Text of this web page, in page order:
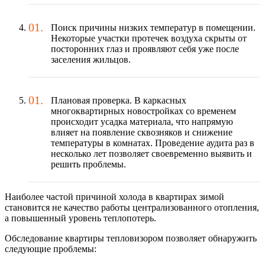
Поиск причины низких температур в помещении.
Некоторые участки протечек воздуха скрыты от
посторонних глаз и проявляют себя уже после
заселения жильцов.
Плановая проверка. В каркасных
многоквартирных новостройках со временем
происходит усадка материала, что напрямую
влияет на появление сквозняков и снижение
температуры в комнатах. Проведение аудита раз в
несколько лет позволяет своевременно выявить и
решить проблемы.
Наиболее частой причиной холода в квартирах зимой
становится не качество работы централизованного отопления,
а повышенный уровень теплопотерь.
Обследование квартиры тепловизором позволяет обнаружить
следующие проблемы: